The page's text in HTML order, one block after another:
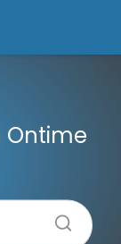
Ontime